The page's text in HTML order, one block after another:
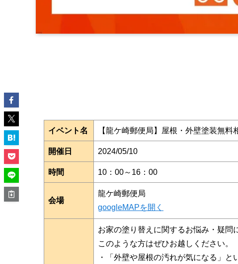
イベント名 【龍ケ崎郵便局】屋根・外壁塗装無料
開催日 2024/05/10
時間 10：00～16：00
会場
龍ケ崎郵便局
googleMAPを開く
お家の塗り替えに関するお悩み・疑問
このような方はぜひお越しください。
・「外壁や屋根の汚れが気になる」と